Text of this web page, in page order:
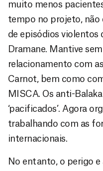
muito menos
tempo no projeto, não
de episódios violentos
Dramane. Mantive
relacionamento com
Carnot, bem como
MISCA. Os anti-
‘pacificados’. Agora
trabalhando com as
internacionais.
No entanto, o perigo e